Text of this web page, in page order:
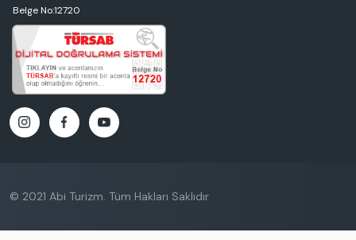
Belge No:12720
© 2021 Abi Turizm. Tüm Hakları Saklıdır